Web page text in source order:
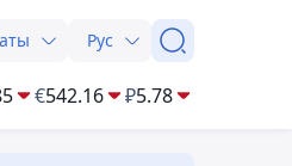
Рус
€542.16 ₽5.78